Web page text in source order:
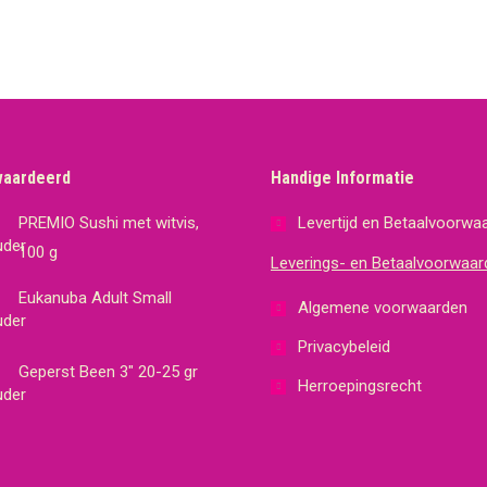
PREMIO Sushi met witvis,
100 g
Eukanuba Adult Small
Geperst Been 3" 20-25 gr
Handige Informatie
Levertijd en
Leverings- en
Algemene voorwaarden
Privacybeleid
Herroepingsrecht